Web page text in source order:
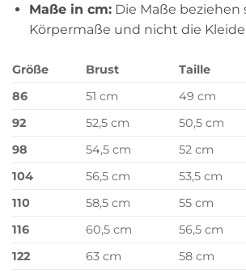
Maße in cm:Die Maße beziehen
Körpermaße und nicht die
Größe Brust Taille
86
51 cm 49 cm
92
52,5 cm 50,5 cm
98
54,5 cm 52 cm
104
56,5 cm 53,5 cm
110
58,5 cm 55 cm
116
60,5 cm 56,5 cm
122
63 cm 58 cm